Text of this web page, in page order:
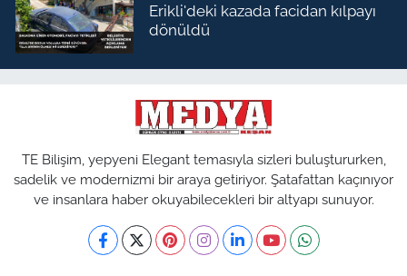
Erikli'deki kazada facidan kılpayı
dönüldü
TE Bilişim, yepyeni Elegant temasıyla sizleri buluştururken,
sadelik ve modernizmi bir araya getiriyor. Şatafattan kaçınıyor
ve insanlara haber okuyabilecekleri bir altyapı sunuyor.